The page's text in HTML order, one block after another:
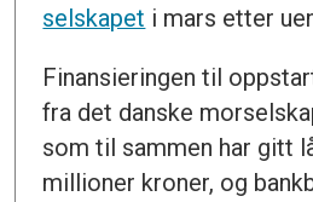
selskapet i mars etter
Finansieringen til
fra det danske
som til sammen har gitt
millioner kroner, og